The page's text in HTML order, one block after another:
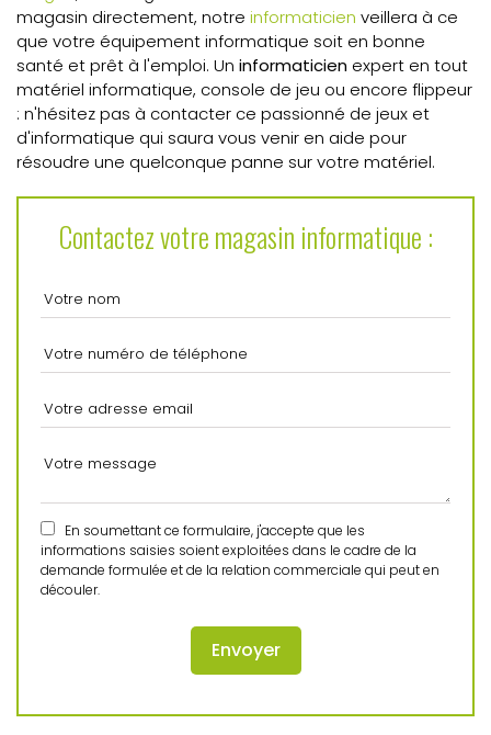
magasin directement, notre informaticien veillera à ce
que votre équipement informatique soit en bonne
santé et prêt à l'emploi. Un informaticien expert en tout
matériel informatique, console de jeu ou encore flippeur
: n'hésitez pas à contacter ce passionné de jeux et
d'informatique qui saura vous venir en aide pour
résoudre une quelconque panne sur votre matériel.
Contactez votre magasin informatique :
En soumettant ce formulaire, j'accepte que les
informations saisies soient exploitées dans le cadre de la
demande formulée et de la relation commerciale qui peut en
découler.